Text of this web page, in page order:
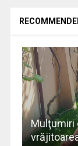
Mulţumiri